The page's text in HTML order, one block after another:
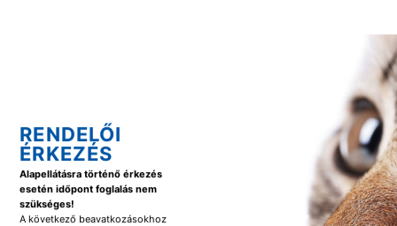
RENDELŐI
ÉRKEZÉS
Alapellátásra történő érkezés
esetén időpont foglalás nem
szükséges!
A következő beavatkozásokhoz